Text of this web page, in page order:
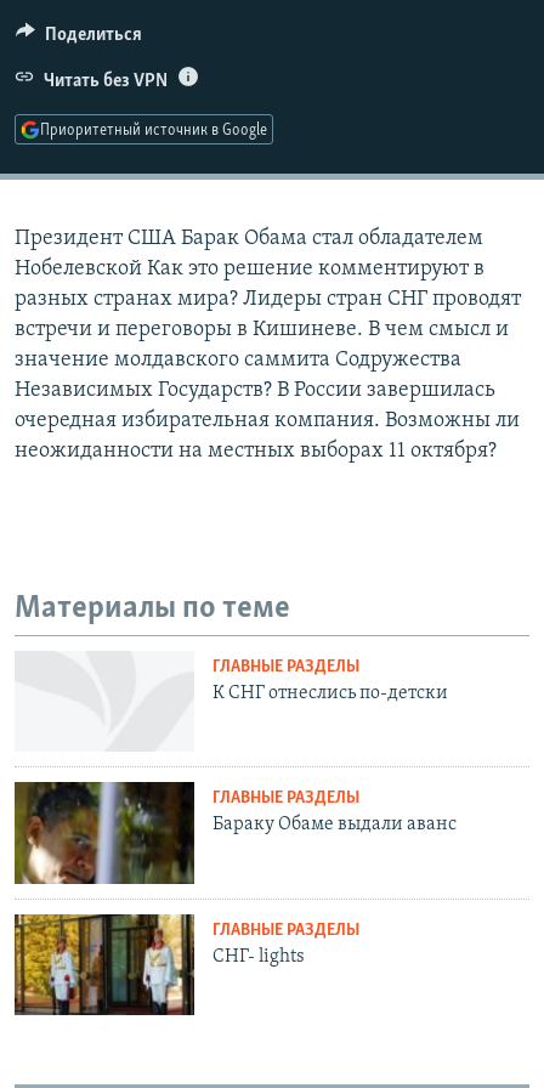
РАСПИСАНИЕ ВЕЩАНИЯ
ПОДПИШИТЕСЬ НА РАССЫЛКУ
СОЦИАЛЬНЫЕ СЕТИ
Все сайты РСЕ/РС
Поделиться
Читать без VPN
Приоритетный источник в Google
Президент США Барак Обама стал обладателем
Нобелевской Как это решение комментируют в
разных странах мира? Лидеры стран СНГ проводят
встречи и переговоры в Кишиневе. В чем смысл и
значение молдавского саммита Содружества
Независимых Государств? В России завершилась
очередная избирательная компания. Возможны ли
неожиданности на местных выборах 11 октября?
Материалы по теме
ГЛАВНЫЕ РАЗДЕЛЫ
К СНГ отнеслись по-детски
ГЛАВНЫЕ РАЗДЕЛЫ
Бараку Обаме выдали аванс
ГЛАВНЫЕ РАЗДЕЛЫ
CНГ- lights